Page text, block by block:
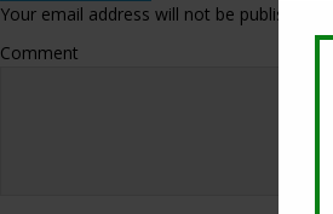
Your email address will not be published.
Comment